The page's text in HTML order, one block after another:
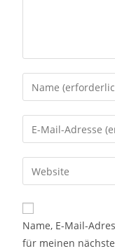
Name, E-Mail-
für meinen